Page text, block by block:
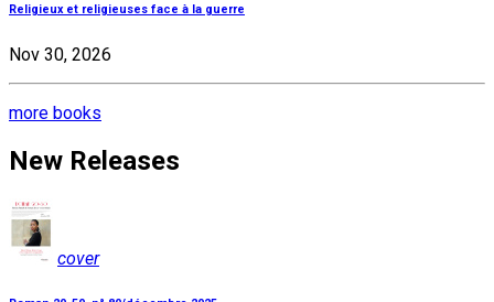
Religieux et religieuses face à la guerre
Nov 30, 2026
more books
New Releases
cover